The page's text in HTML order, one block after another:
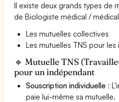
Il existe deux grands types de
de Biologiste médical /
Les mutuelles collectives
Les mutuelles TNS pour
🔹 Mutuelle TNS
pour un indépendant
Souscription individuelle :
paie lui-même sa mutuelle.